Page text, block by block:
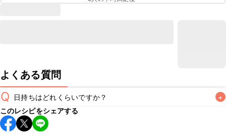
よくある質問
Q 日持ちはどれくらいですか？ +
保存期間は冷蔵で翌日中が目安です。なるべくお早めにお召
し上がりください。
このレシピをシェアする